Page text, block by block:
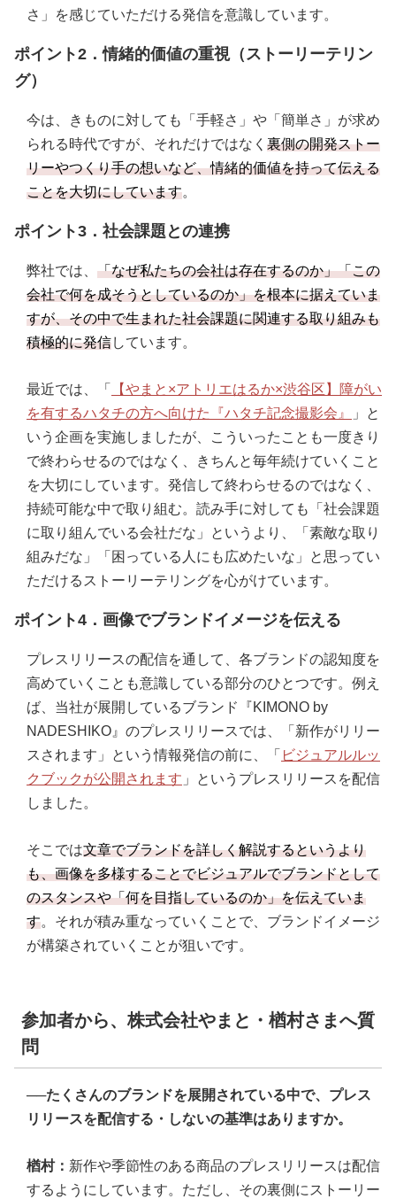
さ」を感じていただける発信を意識しています。
ポイント2．情緒的価値の重視（ストーリーテリン
グ）
今は、きものに対しても「手軽さ」や「簡単さ」が求め
られる時代ですが、それだけではなく 裏側の開発ストー
リーやつくり手の想いなど、情緒的価値を持って伝える
ことを大切にしています。
ポイント3．社会課題との連携
弊社では、 「なぜ私たちの会社は存在するのか」「この
会社で何を成そうとしているのか」を根本に据えていま
すが、その中で生まれた社会課題に関連する取り組みも
積極的に発信しています。
最近では、「
【やまと×アトリエはるか×渋谷区】障がい
を有するハタチの方へ向けた『ハタチ記念撮影会』
」と
いう企画を実施しましたが、こういったことも一度きり
で終わらせるのではなく、きちんと毎年続けていくこと
を大切にしています。発信して終わらせるのではなく、
持続可能な中で取り組む。読み手に対しても「社会課題
に取り組んでいる会社だな」というより、「素敵な取り
組みだな」「困っている人にも広めたいな」と思ってい
ただけるストーリーテリングを心がけています。
ポイント4．画像でブランドイメージを伝える
プレスリリースの配信を通して、各ブランドの認知度を
高めていくことも意識している部分のひとつです。例え
ば、当社が展開しているブランド『KIMONO by
NADESHIKO』のプレスリリースでは、「新作がリリー
スされます」という情報発信の前に、「 ビジュアルルッ
クブックが公開されます 」というプレスリリースを配信
しました。
そこでは文章でブランドを詳しく解説するというより
も、画像を多様することでビジュアルでブランドとして
のスタンスや「何を目指しているのか」を伝えていま
す。それが積み重なっていくことで、ブランドイメージ
が構築されていくことが狙いです。
参加者から、株式会社やまと・楢村さまへ質
問
──たくさんのブランドを展開されている中で、プレス
リリースを配信する・しないの基準はありますか。
楢村： 新作や季節性のある商品のプレスリリースは配信
するようにしています。ただし、その裏側にストーリー